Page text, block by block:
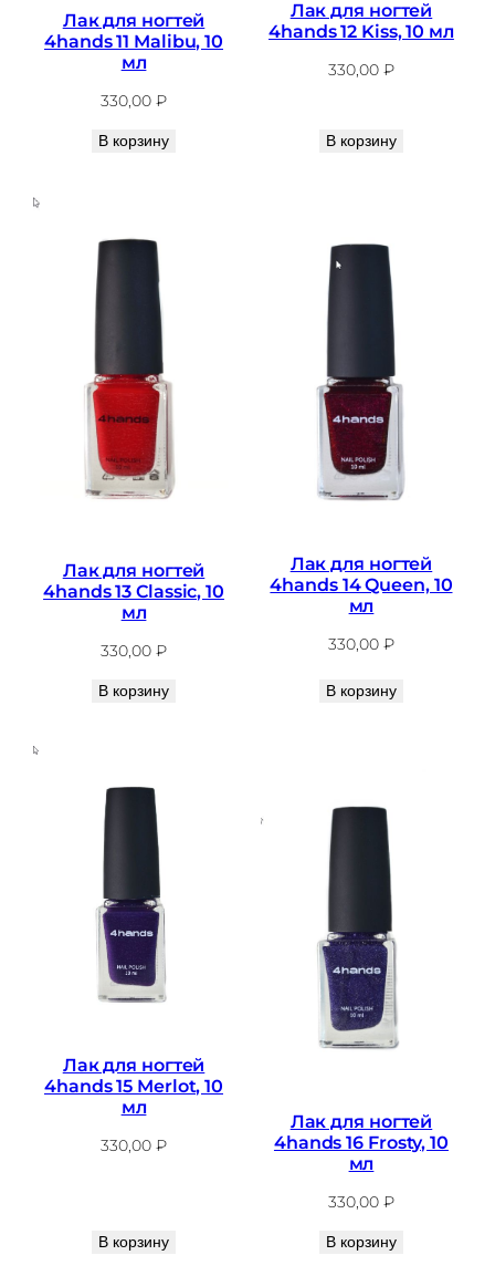
Лак для ногтей
4hands 11 Malibu, 10
мл
330,00 ₽
В корзину
Лак для ногтей
4hands 12 Kiss, 10 мл
330,00 ₽
В корзину
Лак для ногтей
4hands 13 Classic, 10
мл
330,00 ₽
В корзину
Лак для ногтей
4hands 14 Queen, 10
мл
330,00 ₽
В корзину
Лак для ногтей
4hands 15 Merlot, 10
мл
330,00 ₽
В корзину
Лак для ногтей
4hands 16 Frosty, 10
мл
330,00 ₽
В корзину